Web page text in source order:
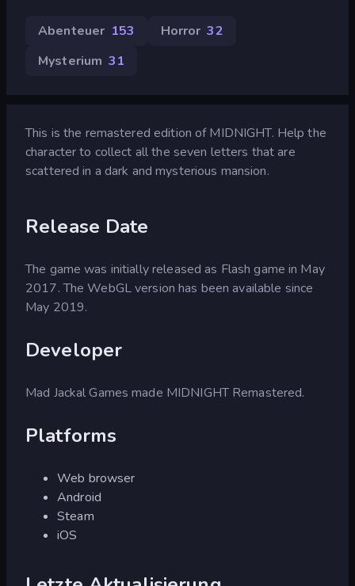
Abenteuer 153 Horror 32
Mysterium 31
This is the remastered edition of MIDNIGHT. Help the
character to collect all the seven letters that are
scattered in a dark and mysterious mansion.
Release Date
The game was initially released as Flash game in May
2017. The WebGL version has been available since
May 2019.
Developer
Mad Jackal Games made MIDNIGHT Remastered.
Platforms
Web browser
Android
Steam
iOS